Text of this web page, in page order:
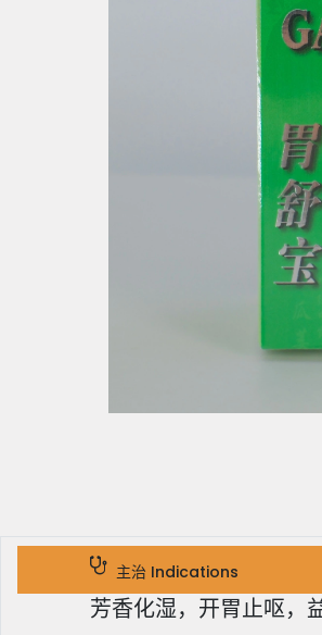
主治 Indications
芳香化湿，开胃止呕，